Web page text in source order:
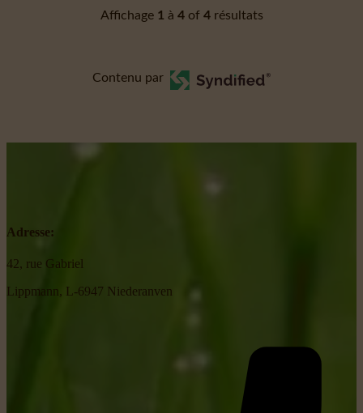
Affichage 1 à 4of 4résultats
Contenu par
Adresse:
42, rue Gabriel
Lippmann, L-6947 Niederanven